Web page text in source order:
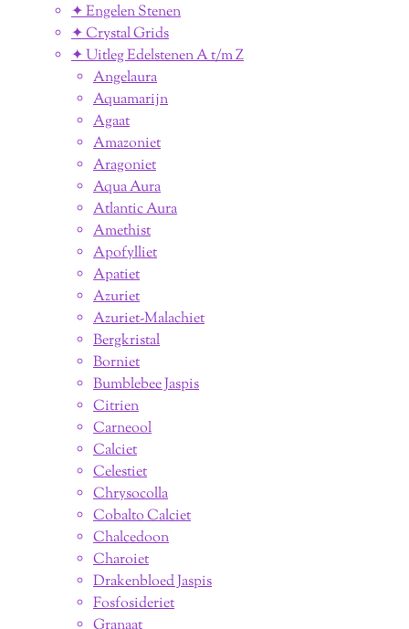
✦ Engelen Stenen
✦ Crystal Grids
✦ Uitleg Edelstenen A t/m Z
Angelaura
Aquamarijn
Agaat
Amazoniet
Aragoniet
Aqua Aura
Atlantic Aura
Amethist
Apofylliet
Apatiet
Azuriet
Azuriet-Malachiet
Bergkristal
Borniet
Bumblebee Jaspis
Citrien
Carneool
Calciet
Celestiet
Chrysocolla
Cobalto Calciet
Chalcedoon
Charoiet
Drakenbloed Jaspis
Fosfosideriet